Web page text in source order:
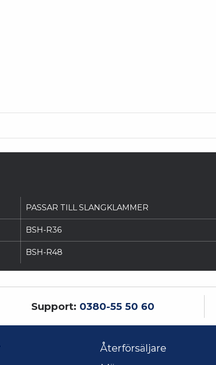
PASSAR TILL SLANGKLAMMER
BSH-R36
BSH-R48
Support: 0380-55 50 60
Återförsäljare